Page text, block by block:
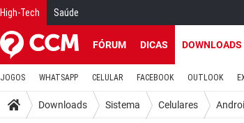
High-Tech Saúde
FÓRUM DICAS DOWNLOADS
JOGOS WHATSAPP CELULAR FACEBOOK OUTLOOK
Downloads Sistema Celulares